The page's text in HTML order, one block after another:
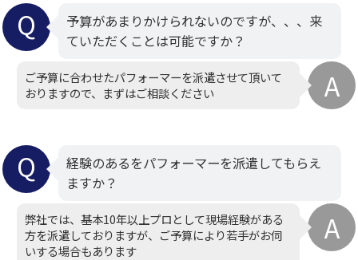
予算があまりかけられないのですが、、、来
ていただくことは可能ですか？
ご予算に合わせたパフォーマーを派遣させて頂いて
おりますので、まずはご相談ください
経験のあるをパフォーマーを派遣してもらえ
ますか？
弊社では、基本10年以上プロとして現場経験がある
方を派遣しておりますが、ご予算により若手がお伺
いする場合もあります